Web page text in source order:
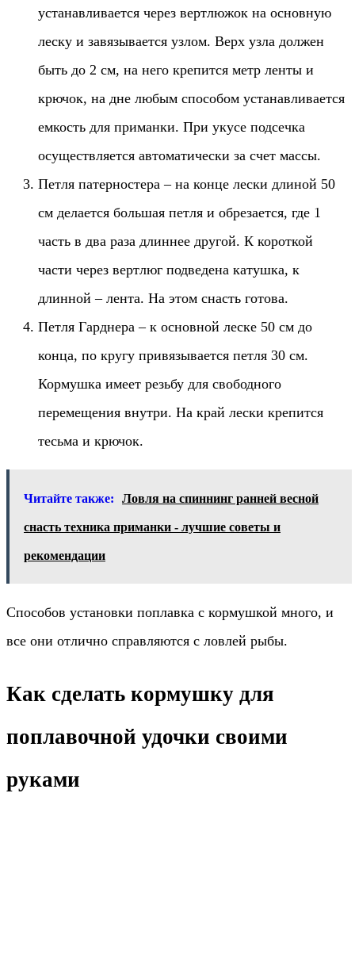
устанавливается через вертлюжок на основную
леску и завязывается узлом. Верх узла должен
быть до 2 см, на него крепится метр ленты и
крючок, на дне любым способом устанавливается
емкость для приманки. При укусе подсечка
осуществляется автоматически за счет массы.
Петля патерностера – на конце лески длиной 50
см делается большая петля и обрезается, где 1
часть в два раза длиннее другой. К короткой
части через вертлюг подведена катушка, к
длинной – лента. На этом снасть готова.
Петля Гарднера – к основной леске 50 см до
конца, по кругу привязывается петля 30 см.
Кормушка имеет резьбу для свободного
перемещения внутри. На край лески крепится
тесьма и крючок.
Читайте также: Ловля на спиннинг ранней весной
снасть техника приманки - лучшие советы и
рекомендации
Способов установки поплавка с кормушкой много, и
все они отлично справляются с ловлей рыбы.
Как сделать кормушку для
поплавочной удочки своими
руками